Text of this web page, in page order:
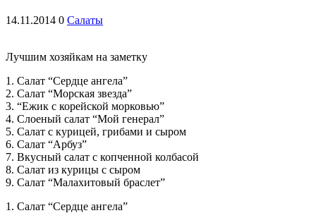
14.11.2014 0 Салаты
Лучшим хозяйкам на заметку
1. Салат “Сердце ангела”
2. Салат “Морская звезда”
3. “Ежик с корейской морковью”
4. Слоеный салат “Мой генерал”
5. Салат с курицей, грибами и сыром
6. Салат “Арбуз”
7. Вкусный салат с копченной колбасой
8. Салат из курицы с сыром
9. Салат “Малахитовый браслет”
1. Салат “Сердце ангела”